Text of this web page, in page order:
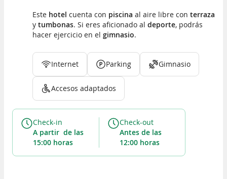
Este hotel cuenta con piscina al aire libre con terraza
y tumbonas. Si eres aficionado al deporte, podrás
hacer ejercicio en el gimnasio.
Internet Parking Gimnasio
Accesos adaptados
Check-in
A partir de las
15:00 horas
Check-out
Antes de las
12:00 horas